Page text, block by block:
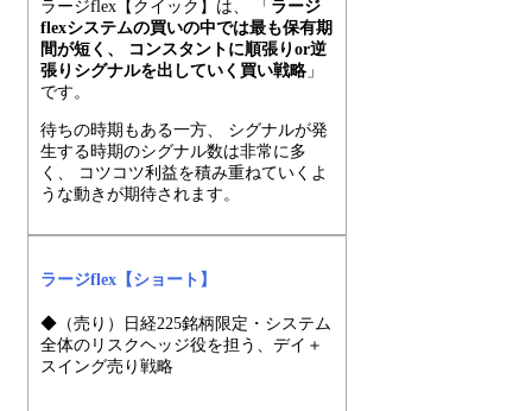
ラージflex【クイック】は、 「 ラージ
flexシステムの買いの中では最も保有期
間が短く、 コンスタントに順張りor逆
張りシグナルを出していく買い戦略 」
です。
待ちの時期もある一方、 シグナルが発
生する時期のシグナル数は非常に多
く、 コツコツ利益を積み重ねていくよ
うな動きが期待されます。
ラージflex【ショート】
◆（売り）日経225銘柄限定・システム
全体のリスクヘッジ役を担う、デイ＋
スイング売り戦略